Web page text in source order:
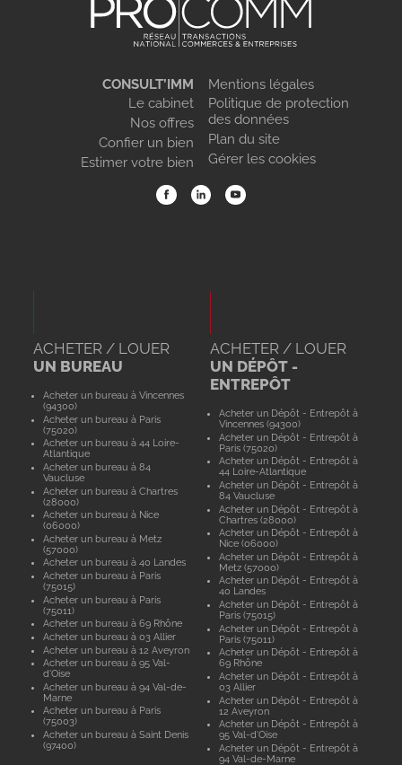
CONSULT’IMM
Le cabinet
Nos offres
Confier un bien
Estimer votre bien
Mentions légales
Politique de protection
des données
Plan du site
Gérer les cookies
ACHETER / LOUER
UN BUREAU
Acheter un bureau à Vincennes
(94300)
Acheter un bureau à Paris
(75020)
Acheter un bureau à 44 Loire-
Atlantique
Acheter un bureau à 84
Vaucluse
Acheter un bureau à Chartres
(28000)
Acheter un bureau à Nice
(06000)
Acheter un bureau à Metz
(57000)
Acheter un bureau à 40 Landes
Acheter un bureau à Paris
(75015)
Acheter un bureau à Paris
(75011)
Acheter un bureau à 69 Rhône
Acheter un bureau à 03 Allier
Acheter un bureau à 12 Aveyron
Acheter un bureau à 95 Val-
d'Oise
Acheter un bureau à 94 Val-de-
Marne
Acheter un bureau à Paris
(75003)
Acheter un bureau à Saint Denis
(97400)
ACHETER / LOUER
UN DÉPÔT -
ENTREPÔT
Acheter un Dépôt - Entrepôt à
Vincennes (94300)
Acheter un Dépôt - Entrepôt à
Paris (75020)
Acheter un Dépôt - Entrepôt à
44 Loire-Atlantique
Acheter un Dépôt - Entrepôt à
84 Vaucluse
Acheter un Dépôt - Entrepôt à
Chartres (28000)
Acheter un Dépôt - Entrepôt à
Nice (06000)
Acheter un Dépôt - Entrepôt à
Metz (57000)
Acheter un Dépôt - Entrepôt à
40 Landes
Acheter un Dépôt - Entrepôt à
Paris (75015)
Acheter un Dépôt - Entrepôt à
Paris (75011)
Acheter un Dépôt - Entrepôt à
69 Rhône
Acheter un Dépôt - Entrepôt à
03 Allier
Acheter un Dépôt - Entrepôt à
12 Aveyron
Acheter un Dépôt - Entrepôt à
95 Val-d'Oise
Acheter un Dépôt - Entrepôt à
94 Val-de-Marne